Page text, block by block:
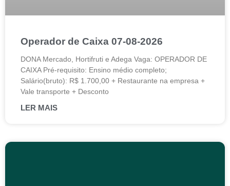
Operador de Caixa 07-08-2026
DONA Mercado, Hortifruti e Adega Vaga: OPERADOR DE
CAIXA Pré-requisito: Ensino médio completo;
Salário(bruto): R$ 1.700,00 + Restaurante na empresa +
Vale transporte + Desconto
LER MAIS